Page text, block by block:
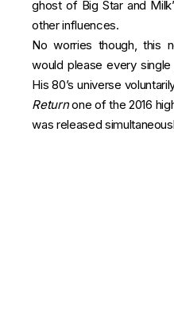
ghost of Big Star and
other influences.
No worries though, this
would please every
His 80’s universe
Returnone of the 2016
was released